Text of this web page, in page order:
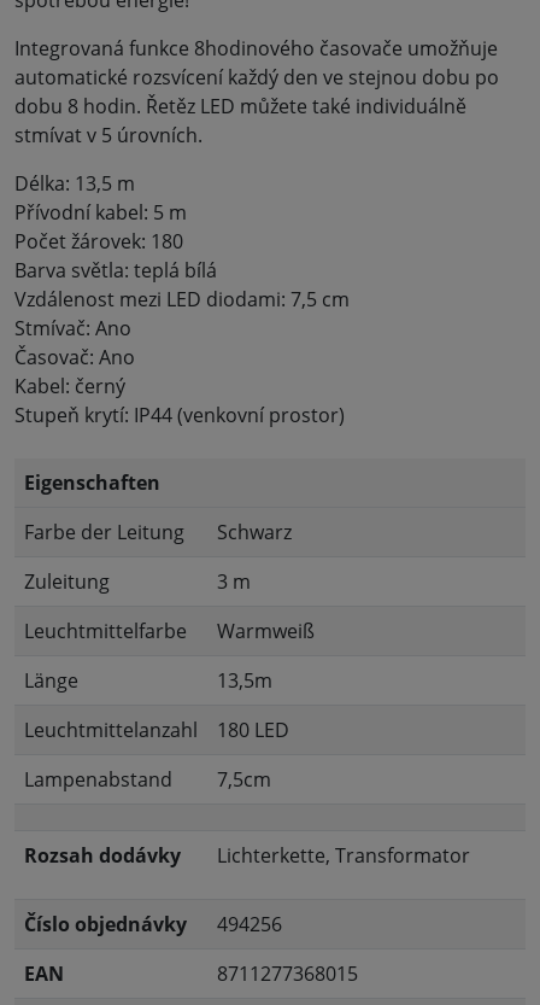
Integrovaná funkce 8hodinového časovače umožňuje
automatické rozsvícení každý den ve stejnou dobu po
dobu 8 hodin. Řetěz LED můžete také individuálně
stmívat v 5 úrovních.
Délka: 13,5 m
Přívodní kabel: 5 m
Počet žárovek: 180
Barva světla: teplá bílá
Vzdálenost mezi LED diodami: 7,5 cm
Stmívač: Ano
Časovač: Ano
Kabel: černý
Stupeň krytí: IP44 (venkovní prostor)
Eigenschaften
Farbe der Leitung
Schwarz
Zuleitung
3 m
Leuchtmittelfarbe
Warmweiß
Länge
13,5m
Leuchtmittelanzahl
180 LED
Lampenabstand
7,5cm
Rozsah dodávky Lichterkette, Transformator
Číslo objednávky
494256
EAN
8711277368015